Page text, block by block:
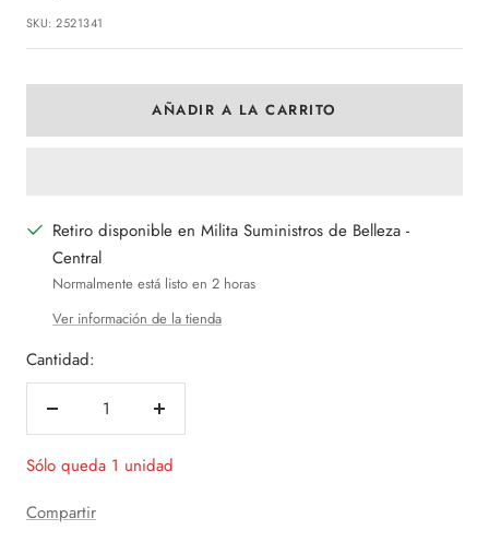
de
venta
SKU:2521341
AÑADIR A LA CARRITO
Retiro disponible en Milita Suministros de Belleza -
Central
Normalmente está listo en 2 horas
Ver información de la tienda
Cantidad:
Decrecer
Aumentar
Sólo queda 1 unidad
Compartir